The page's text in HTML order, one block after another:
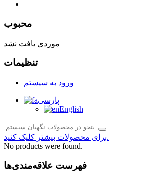
محبوب
موردی یافت نشد
تنظیمات
ورود به سیستم
پارسی
English
برای محصولات بیشتر کلیک کنید.
No products were found.
فهرست علاقه‌مندی‌ها